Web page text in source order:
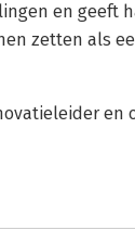
en geeft
zetten als
en